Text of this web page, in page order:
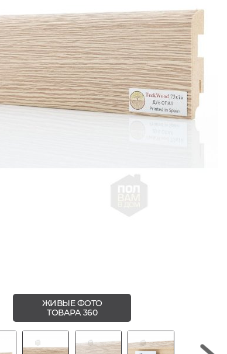
ЖИВЫЕ ФОТО
ТОВАРА 360